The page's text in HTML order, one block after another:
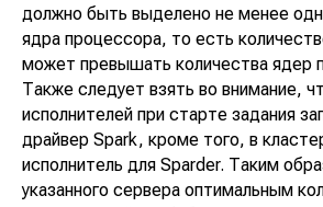
должно быть выделено не менее
ядра процессора, то есть
может превышать количества ядер
Также следует взять во внимание,
исполнителей при старте задания
драйвер Spark, кроме того, в
исполнитель для Sparder. Таким
указанного сервера оптимальным